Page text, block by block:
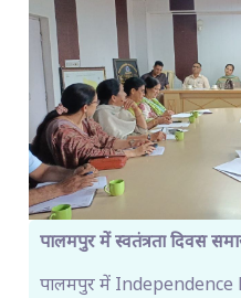
पालमपुर में स्वतंत्रता दिवस
पालमपुर में Independence